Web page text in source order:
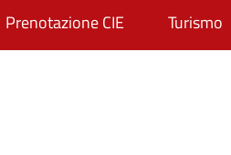
Prenotazione CIE Turismo